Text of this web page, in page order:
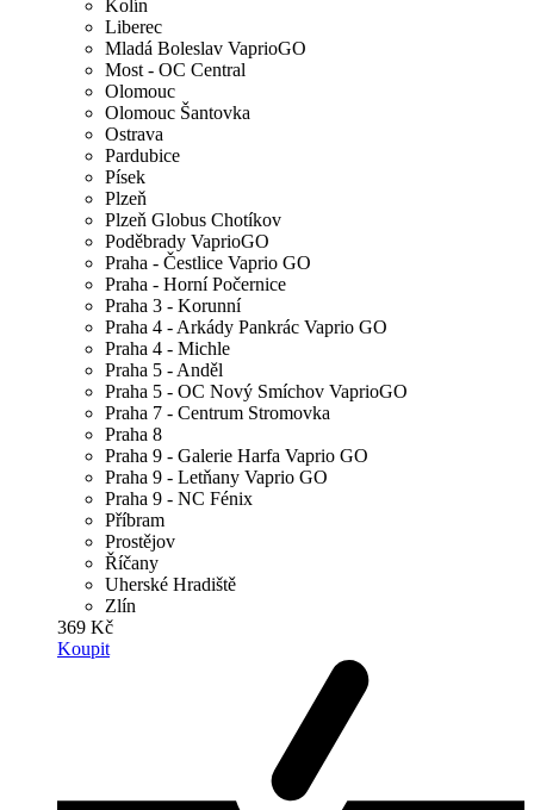
Kolín
Liberec
Mladá Boleslav VaprioGO
Most - OC Central
Olomouc
Olomouc Šantovka
Ostrava
Pardubice
Písek
Plzeň
Plzeň Globus Chotíkov
Poděbrady VaprioGO
Praha - Čestlice Vaprio GO
Praha - Horní Počernice
Praha 3 - Korunní
Praha 4 - Arkády Pankrác Vaprio GO
Praha 4 - Michle
Praha 5 - Anděl
Praha 5 - OC Nový Smíchov VaprioGO
Praha 7 - Centrum Stromovka
Praha 8
Praha 9 - Galerie Harfa Vaprio GO
Praha 9 - Letňany Vaprio GO
Praha 9 - NC Fénix
Příbram
Prostějov
Říčany
Uherské Hradiště
Zlín
369 Kč
Koupit